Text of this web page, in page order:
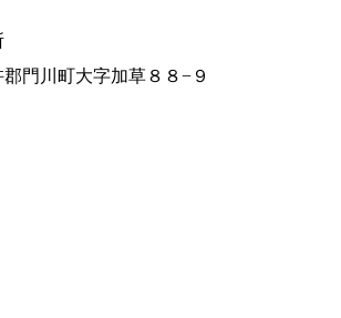
門川町大字加草８８−９